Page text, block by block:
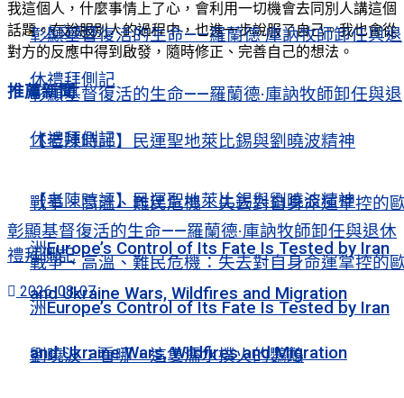
彰顯基督復活的生命——羅蘭德·庫訥牧師卸任與退
休禮拜側記
【老陳時評】民運聖地萊比錫與劉曉波精神
戰爭、高溫、難民危機：失去對自身命運掌控的
洲Europe’s Control of Its Fate Is Tested by Iran
and Ukraine Wars, Wildfires and Migration
劉曉波：看哪，這隻濡水撲火的鸚鵡
人文天下
彰顯基督復活的生命——羅蘭德·庫訥牧師卸任與退
休禮拜側記
【老陳時評】民運聖地萊比錫與劉曉波精神
戰爭、高溫、難民危機：失去對自身命運掌控的
洲Europe’s Control of Its Fate Is Tested by Iran
and Ukraine Wars, Wildfires and Migration
我這個人，什麼事情上了心，會利用一切機會去同別人講這個
話題。在說服別人的過程中，也進一步說服了自己。我也會從
對方的反應中得到啟發，隨時修正、完善自己的想法。
推薦新聞
彰顯基督復活的生命——羅蘭德·庫訥牧師卸任與退休
禮拜側記
2026-08-07